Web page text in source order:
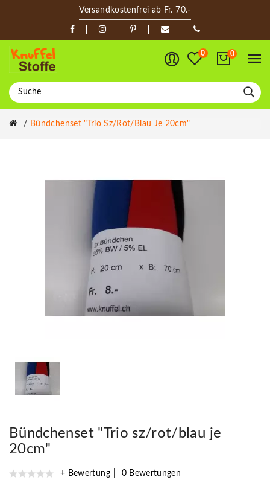
Versandkostenfrei ab Fr. 70.-
0 0
Bündchenset "Trio Sz/rot/blau Je 20cm"
Bündchenset "Trio sz/rot/blau je
20cm"
+ Bewertung 0 Bewertungen